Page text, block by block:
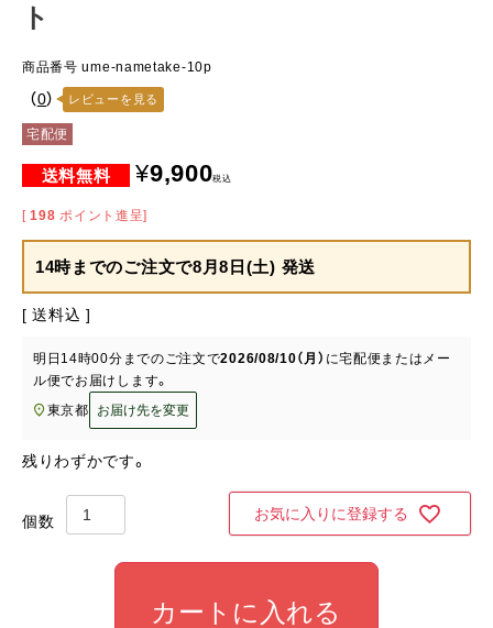
ト
商品番号 ume-nametake-10p
（0） レビューを見る
宅配便
¥9,900税込
[ 198 ポイント進呈]
14時までのご注文で8月8日(土) 発送
送料込
明日 14時00分 までのご注文で2026/08/10（月） に宅配便またはメー
ル便でお届けします。
東京都
お届け先を変更
残りわずかです。
お気に入りに登録する
カートに入れる